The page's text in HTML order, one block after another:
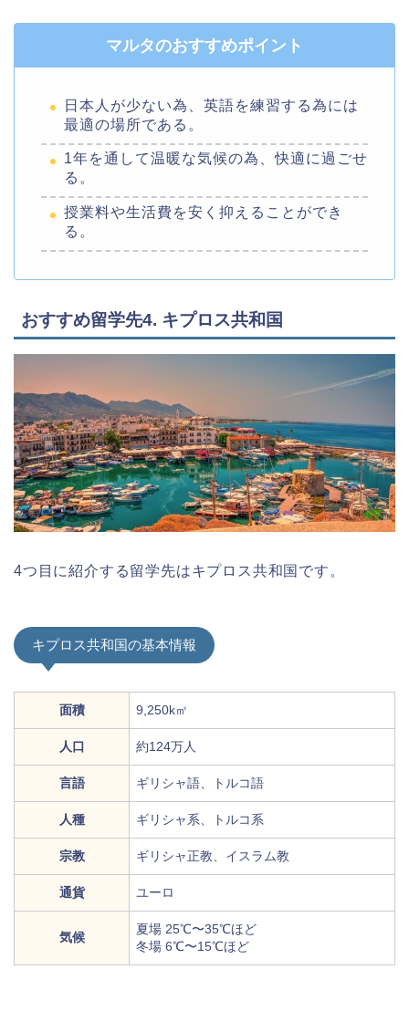
マルタのおすすめポイント
日本人が少ない為、英語を練習する為には
最適の場所である。
1年を通して温暖な気候の為、快適に過ごせ
る。
授業料や生活費を安く抑えることができ
る。
おすすめ留学先4. キプロス共和国
4つ目に紹介する留学先はキプロス共和国です。
キプロス共和国の基本情報
面積 9,250k㎡
人口 約124万人
言語 ギリシャ語、トルコ語
人種 ギリシャ系、トルコ系
宗教 ギリシャ正教、イスラム教
通貨 ユーロ
気候
夏場 25℃〜35℃ほど
冬場 6℃〜15℃ほど